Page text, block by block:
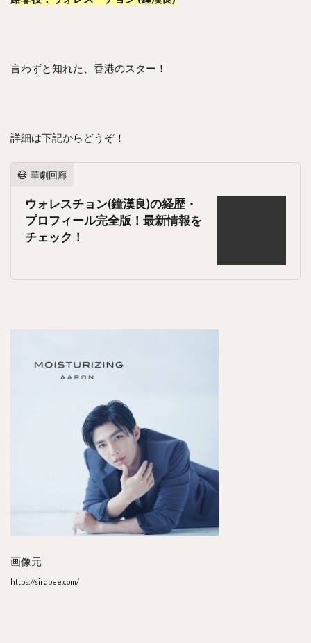
言わずと知れた、香港のスター！
詳細は下記からどうぞ！
華劇回廊
ウォレスチョン(鐘漢良)の経歴・
プロフィール完全版！最新情報を
チェック！
画像元
https://sirabee.com/